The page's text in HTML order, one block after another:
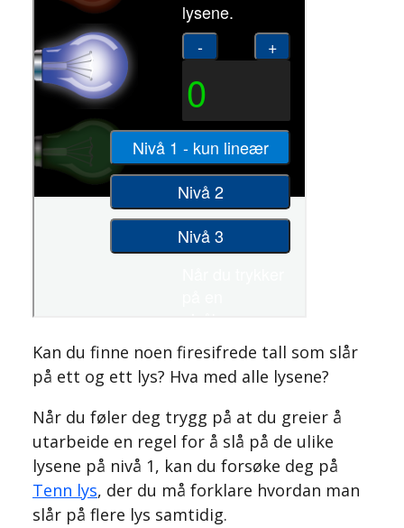
Kan du finne noen firesifrede tall som slår
på ett og ett lys? Hva med alle lysene?
Når du føler deg trygg på at du greier å
utarbeide en regel for å slå på de ulike
lysene på nivå 1, kan du forsøke deg på
Tenn lys, der du må forklare hvordan man
slår på flere lys samtidig.